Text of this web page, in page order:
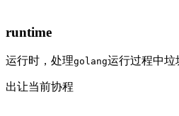
runtime
运行时，处理golang运行过程中垃
出让当前协程